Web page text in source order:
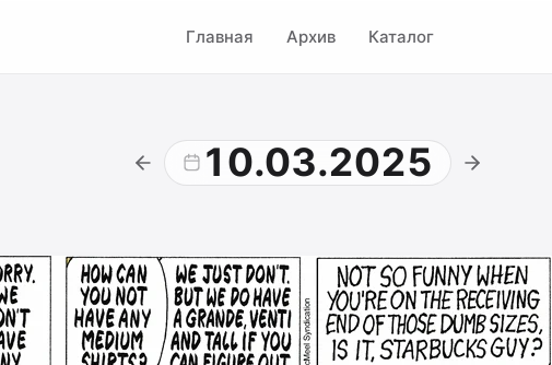
Главная Архив Каталог
10.03.2025